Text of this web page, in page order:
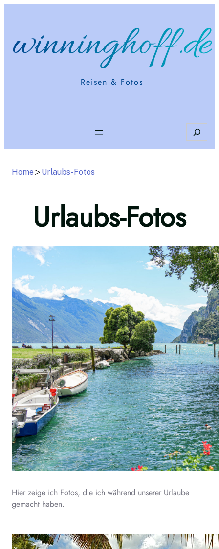
winninghoff.de
Reisen & Fotos
Search
Home Urlaubs-Fotos
Urlaubs-Fotos
Hier zeige ich Fotos, die ich während unserer Urlaube
gemacht haben.